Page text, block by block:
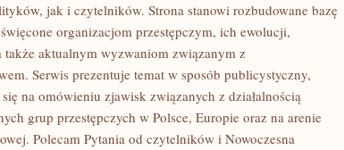
jak i czytelników. Strona stanowi rozbudowane bazę
organizacjom przestępczym, ich ewolucji,
także aktualnym wyzwaniom związanym z
Serwis prezentuje temat w sposób publicystyczny,
na omówieniu zjawisk związanych z działalnością
grup przestępczych w Polsce, Europie oraz na arenie
Polecam Pytania od czytelników i Nowoczesna